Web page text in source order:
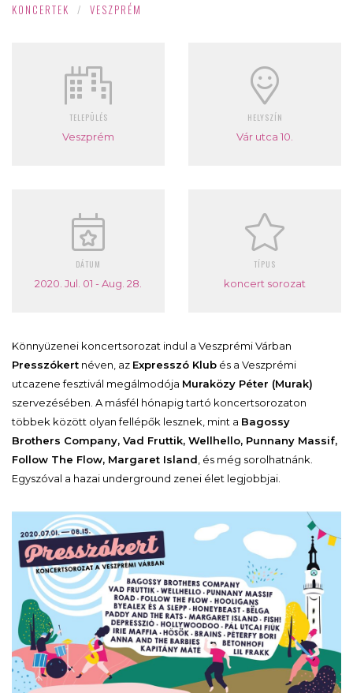
KONCERTEK / VESZPRÉM
TELEPÜLÉS
Veszprém
HELYSZÍN
Vár utca 10.
DÁTUM
2020. Jul. 01 - Aug. 28.
TÍPUS
koncert sorozat
Könnyüzenei koncertsorozat indul a Veszprémi Várban
Presszókert néven, az Expresszó Klub és a Veszprémi
utcazene fesztivál megálmodója Muraközy Péter (Murak)
szervezésében. A másfél hónapig tartó koncertsorozaton
többek között olyan fellépők lesznek, mint a Bagossy
Brothers Company, Vad Fruttik, Wellhello, Punnany Massif,
Follow The Flow, Margaret Island , és még sorolhatnánk.
Egyszóval a hazai underground zenei élet legjobbjai.